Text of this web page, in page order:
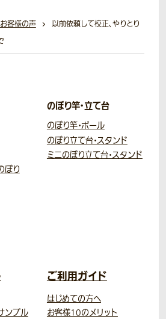
お客様の声
以前依頼して校正、やりとり
ぼり
のぼり竿・立て台
のぼり竿・ポール
のぼり立て台・スタンド
ミニのぼり立て台・スタンド
ンプル
ご利用ガイド
はじめての方へ
お客様10のメリット